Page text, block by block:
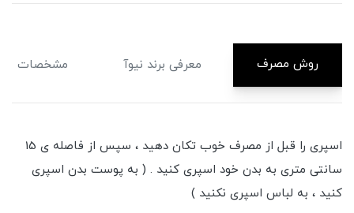
روش مصرف معرفی برند نیوآ مشخصات
اسپری را قبل از مصرف خوب تکان دهید ، سپس از فاصله ی 15
سانتی متری به بدن خود اسپری کنید . ( به پوست بدن اسپری
کنید ، به لباس اسپری نکنید )